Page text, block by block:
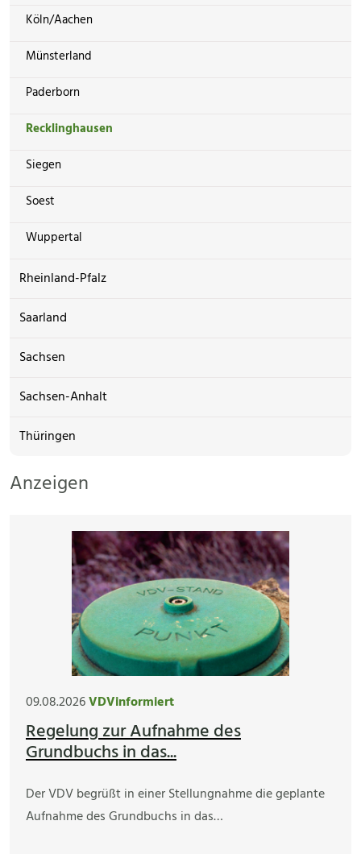
Köln/Aachen
Münsterland
Paderborn
Recklinghausen
Siegen
Soest
Wuppertal
Rheinland-Pfalz
Saarland
Sachsen
Sachsen-Anhalt
Thüringen
Anzeigen
09.08.2026VDVinformiert
Regelung zur Aufnahme des
Grundbuchs in das...
Der VDV begrüßt in einer Stellungnahme die geplante
Aufnahme des Grundbuchs in das…